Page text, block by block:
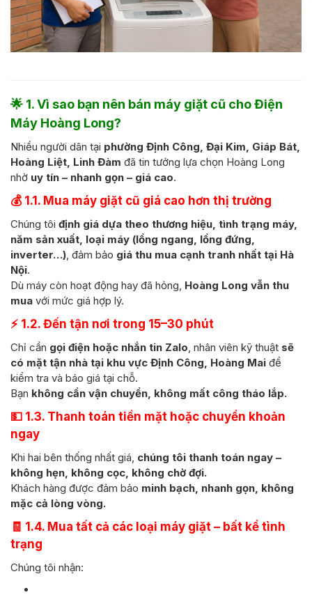
🌟 1. Vì sao bạn nên bán máy giặt cũ cho Điện
Máy Hoàng Long?
Nhiều người dân tại phường Định Công, Đại Kim, Giáp Bát,
Hoàng Liệt, Linh Đàm đã tin tưởng lựa chọn Hoàng Long
nhờ uy tín – nhanh gọn – giá cao.
💰 1.1. Mua máy giặt cũ giá cao hơn thị trường
Chúng tôi định giá dựa theo thương hiệu, tình trạng máy,
năm sản xuất, loại máy (lồng ngang, lồng đứng,
inverter…) , đảm bảo giá thu mua cạnh tranh nhất tại Hà
Nội.
Dù máy còn hoạt động hay đã hỏng, Hoàng Long vẫn thu
mua với mức giá hợp lý.
⚡ 1.2. Đến tận nơi trong 15–30 phút
Chỉ cần gọi điện hoặc nhắn tin Zalo , nhân viên kỹ thuật sẽ
có mặt tận nhà tại khu vực Định Công, Hoàng Mai để
kiểm tra và báo giá tại chỗ.
Bạn không cần vận chuyển, không mất công tháo lắp.
💵 1.3. Thanh toán tiền mặt hoặc chuyển khoản
ngay
Khi hai bên thống nhất giá, chúng tôi thanh toán ngay –
không hẹn, không cọc, không chờ đợi.
Khách hàng được đảm bảo minh bạch, nhanh gọn, không
mặc cả lòng vòng.
🧾 1.4. Mua tất cả các loại máy giặt – bất kể tình
trạng
Chúng tôi nhận: